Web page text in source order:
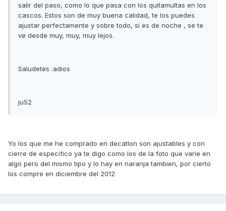
salir del paso, como lo que pasa con los quitamultas en los
cascos. Estos son de muy buena calidad, te los puedes
ajustar perfectamente y sobre todo, si es de noche , se te
ve desde muy, muy, muy lejos.
Saludetes :adios
ju52
Yo los que me he comprado en decatlon son ajustables y con
cierre de especifico ya te digo como los de la foto que varie en
algo pero del mismo tipo y lo hay en naranja tambien, por cierto
los compre en diciembre del 2012